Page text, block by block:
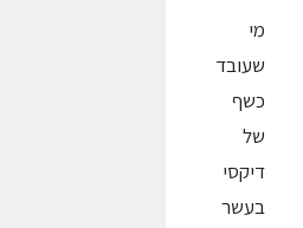
מי
שעובד
כשף
של
דיקסי
בעשר